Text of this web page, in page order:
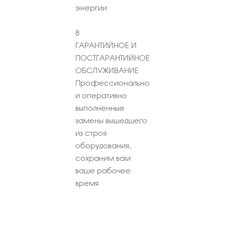
энергии
8
ГАРАНТИЙНОЕ И
ПОСТГАРАНТИЙНОЕ
ОБСЛУЖИВАНИЕ
Профессионально
и оперативно
выполненные
замены вышедшего
из строя
оборудования,
сохраним вам
ваше рабочее
время